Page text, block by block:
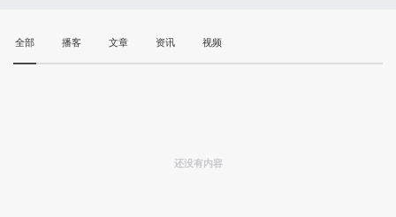
全部 播客 文章 资讯 视频
还没有内容